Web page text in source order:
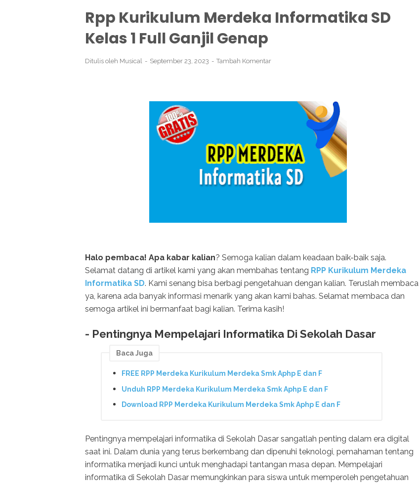
Rpp Kurikulum Merdeka Informatika SD
Kelas 1 Full Ganjil Genap
Ditulis oleh Musical September 23, 2023 Tambah Komentar
Halo pembaca! Apa kabar kalian? Semoga kalian dalam keadaan baik-baik saja.
Selamat datang di artikel kami yang akan membahas tentang RPP Kurikulum Merdeka
Informatika SD. Kami senang bisa berbagi pengetahuan dengan kalian. Teruslah membaca
ya, karena ada banyak informasi menarik yang akan kami bahas. Selamat membaca dan
semoga artikel ini bermanfaat bagi kalian. Terima kasih!
- Pentingnya Mempelajari Informatika Di Sekolah Dasar
Baca Juga
FREE RPP Merdeka Kurikulum Merdeka Smk Aphp E dan F
Unduh RPP Merdeka Kurikulum Merdeka Smk Aphp E dan F
Download RPP Merdeka Kurikulum Merdeka Smk Aphp E dan F
Pentingnya mempelajari informatika di Sekolah Dasar sangatlah penting dalam era digital
saat ini. Dalam dunia yang terus berkembang dan dipenuhi teknologi, pemahaman tentang
informatika menjadi kunci untuk menghadapi tantangan masa depan. Mempelajari
informatika di Sekolah Dasar memungkinkan para siswa untuk memperoleh pengetahuan